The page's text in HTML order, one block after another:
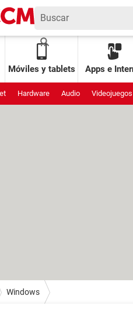
Móviles y tablets Apps e
Hardware Audio Videojuegos
Windows